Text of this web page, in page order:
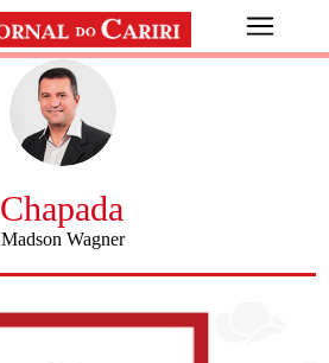
Chapada
Madson Wagner